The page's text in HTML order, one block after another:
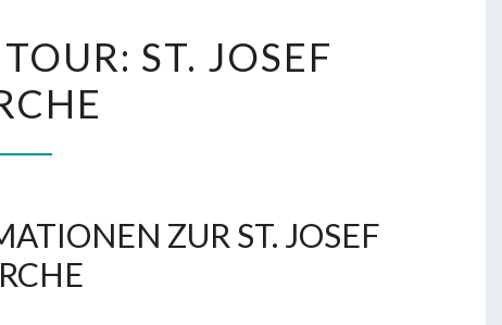
7
.
P
R
J
E
K
ST. JOSEF
ZUR ST. JOSEF